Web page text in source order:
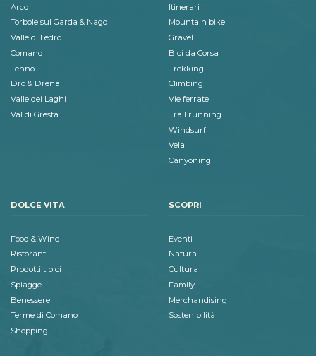
Arco
Torbole sul Garda & Nago
Valle di Ledro
Comano
Tenno
Dro & Drena
Valle dei Laghi
Val di Gresta
Itinerari
Mountain bike
Gravel
Bici da Corsa
Trekking
Climbing
Vie ferrate
Trail running
Windsurf
Vela
Canyoning
DOLCE VITA
Food & Wine
Ristoranti
Prodotti tipici
Spiagge
Benessere
Terme di Comano
Shopping
SCOPRI
Eventi
Natura
Cultura
Family
Merchandising
Sostenibilità